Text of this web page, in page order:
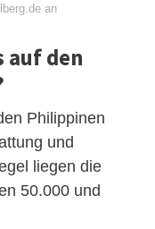
an
auf den
Philippinen
und
liegen die
50.000 und